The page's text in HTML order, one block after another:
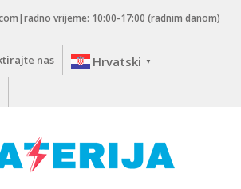
vrijeme: 10:00-17:00 (radnim danom)
nas Hrvatski ▼